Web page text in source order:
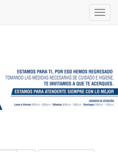
Menú
de